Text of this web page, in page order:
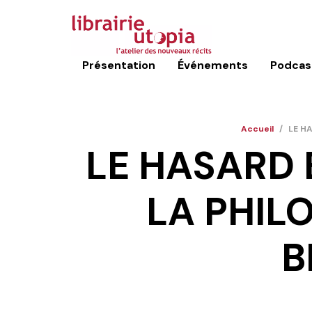
Présentation Événements
Accueil / LE
LE HASARD
LA